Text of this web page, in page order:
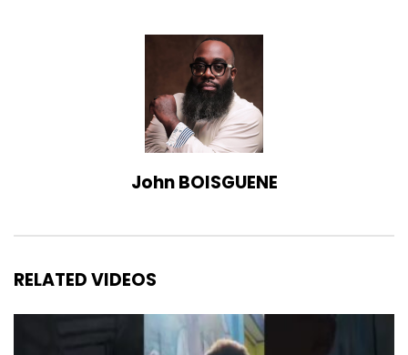
John BOISGUENE
RELATED VIDEOS